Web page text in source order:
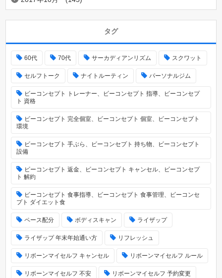
タグ
60代 70代 サーカディアンリズム スクワット
セルフトーク ナイトルーティン パーソナルジム
ビーコンセプト トレーナー、ビーコンセプト 指導、ビーコンセプ
ト 資格
ビーコンセプト 完全個室、ビーコンセプト 個室、ビーコンセプト
環境
ビーコンセプト 手ぶら、ビーコンセプト 持ち物、ビーコンセプト
設備
ビーコンセプト 返金、ビーコンセプト キャンセル、ビーコンセプ
ト 解約
ビーコンセプト 食事指導、ビーコンセプト 食事管理、ビーコンセ
プト ダイエット食
ペース配分 ボディスキャン ライザップ
ライザップ 年末年始通い方 リフレッシュ
リボーンマイセルフ キャンセル リボーンマイセルフ ルール
リボーンマイセルフ 不安 リボーンマイセルフ 予約変更